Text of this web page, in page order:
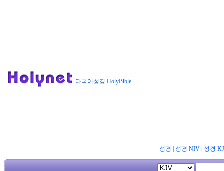
다국어성경 HolyBible
성경 성경 NIV| 성경